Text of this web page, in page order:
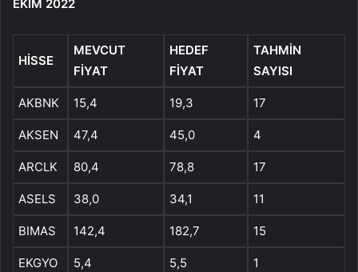
EKİM 2022
HİSSE
MEVCUT
FİYAT
HEDEF
FİYAT
TAHMİN
SAYISI
AKBNK 15,4 19,3 17
AKSEN 47,4 45,0 4
ARCLK 80,4 78,8 17
ASELS 38,0 34,1 11
BIMAS 142,4 182,7 15
EKGYO 5,4 5,5 1